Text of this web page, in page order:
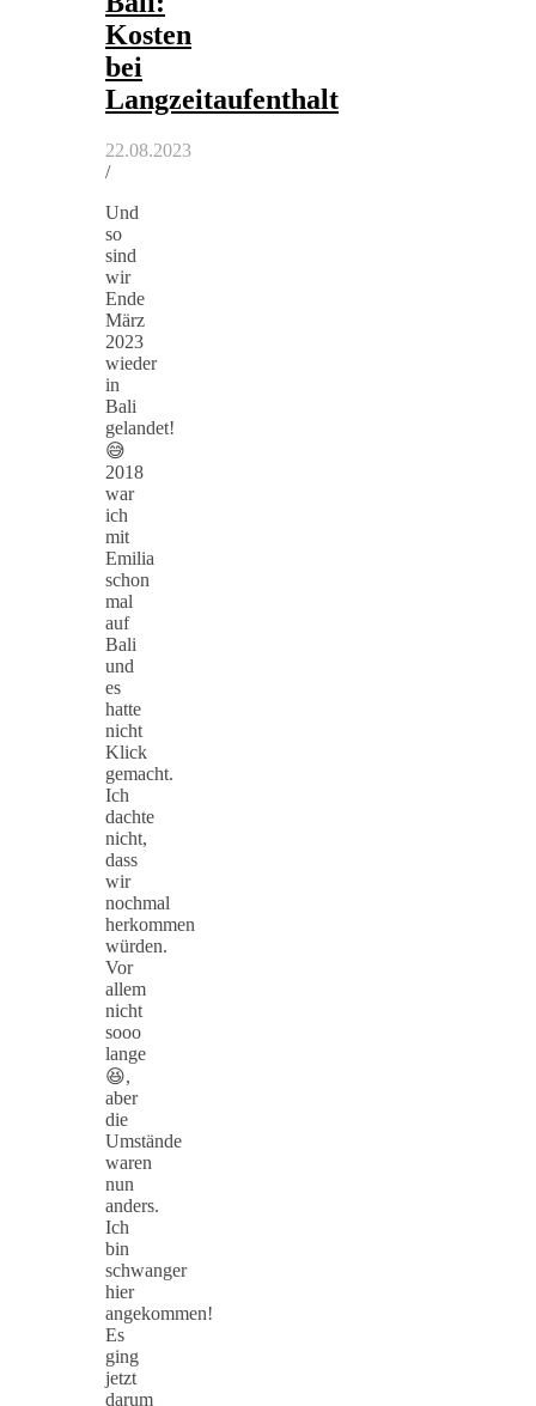
Kosten
bei
Langzeitaufenthalt
22.08.2023
/
Und
so
sind
wir
Ende
März
2023
wieder
in
Bali
gelandet!
😅
2018
war
ich
mit
Emilia
schon
mal
auf
Bali
und
es
hatte
nicht
Klick
gemacht.
Ich
dachte
nicht,
dass
wir
nochmal
herkommen
würden.
Vor
allem
nicht
sooo
lange
😆,
aber
die
Umstände
waren
nun
anders.
Ich
bin
schwanger
hier
angekommen!
Es
ging
jetzt
darum